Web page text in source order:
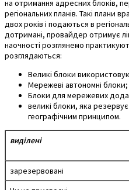
на отримання адресних блоків,
регіональних планів. Такі плани
двох років і подаються в
дотримані, провайдер отримує
наочності розглянемо
розглядаються:
Великі блоки
Мережеві автономні блоки;
Блоки для мережевих
великі блоки, яка резервує
географічним принципом.
виділені
зарезервовані